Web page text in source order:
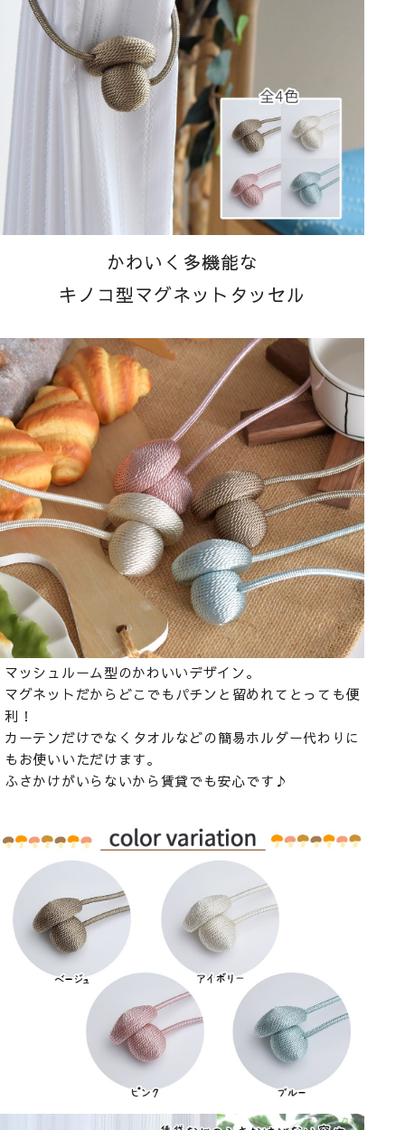
かわいく多機能な
キノコ型マグネットタッセル
マッシュルーム型のかわいいデザイン。
マグネットだからどこでもパチンと留めれてとっても便
利！
カーテンだけでなくタオルなどの簡易ホルダー代わりに
もお使いいただけます。
ふさかけがいらないから賃貸でも安心です♪